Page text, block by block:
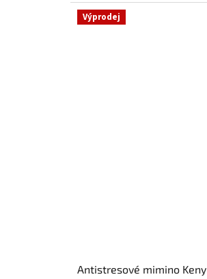
Výprodej
Antistresové mimino Keny